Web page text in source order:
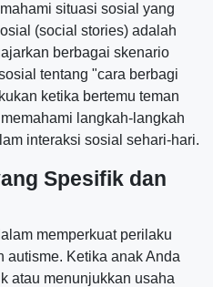
situasi sosial yang
(social stories) adalah
berbagai skenario
tentang "cara berbagi
ketika bertemu teman
langkah-langkah
interaksi sosial sehari-hari.
Spesifik dan
memperkuat perilaku
autisme. Ketika anak Anda
atau menunjukkan usaha